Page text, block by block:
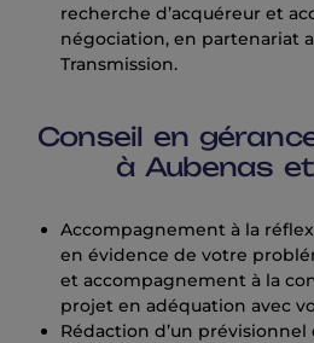
recherche d’acquéreur et
négociation, en partenariat
Transmission.
Conseil en
à Aubenas
Accompagnement à la
en évidence de votre
et accompagnement à la
projet en adéquation avec
Rédaction d’un prévisionnel